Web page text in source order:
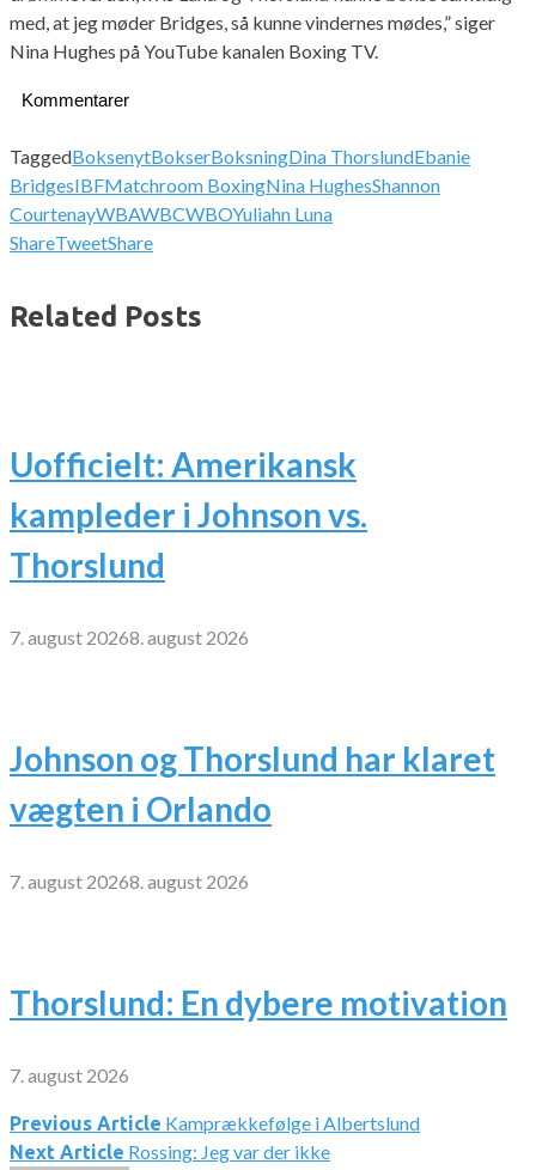
med, at jeg møder Bridges, så kunne vindernes mødes,” siger
Nina Hughes på YouTube kanalen Boxing TV.
Kommentarer
TaggedBoksenytBokserBoksningDina ThorslundEbanie
BridgesIBFMatchroom BoxingNina HughesShannon
CourtenayWBAWBCWBOYuliahn Luna
ShareTweetShare
Related Posts
Uofficielt: Amerikansk
kampleder i Johnson vs.
Thorslund
7. august 20268. august 2026
Johnson og Thorslund har klaret
vægten i Orlando
7. august 20268. august 2026
Thorslund: En dybere motivation
7. august 2026
Indlægsnavigation
Previous Article Kamprækkefølge i Albertslund
Next Article Rossing: Jeg var der ikke